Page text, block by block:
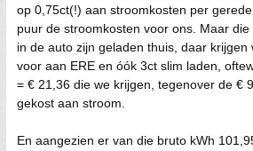
op 0,75ct(!) aan stroomkosten per
puur de stroomkosten voor ons. Maar
in de auto zijn geladen thuis, daar krijgen
voor aan ERE en óók 3ct slim laden,
= € 21,36 die we krijgen, tegenover de €
gekost aan stroom.
En aangezien er van die bruto kWh